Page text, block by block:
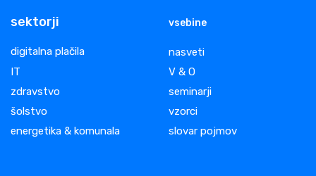
sektorji
digitalna plačila
IT
zdravstvo
šolstvo
energetika & komunala
vsebine
nasveti
V & O
seminarji
vzorci
slovar pojmov